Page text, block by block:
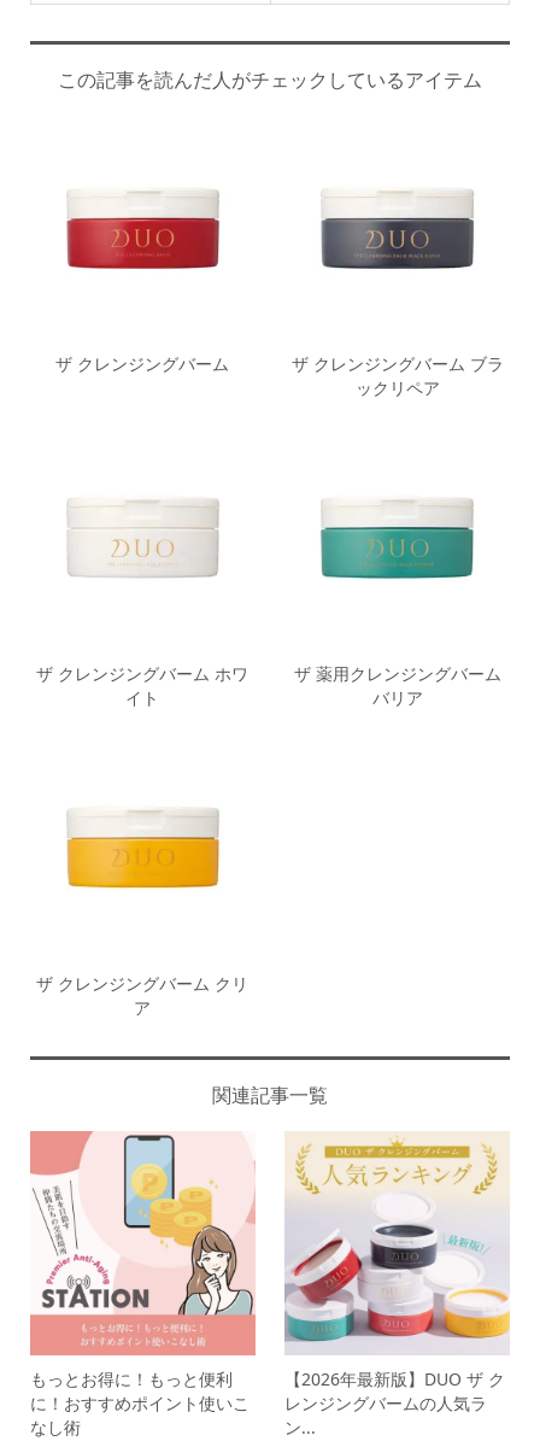
この記事を読んだ人がチェックしているアイテム
ザ クレンジングバーム
ザ クレンジングバーム ブラ
ックリペア
ザ クレンジングバーム ホワ
イト
ザ 薬用クレンジングバーム
バリア
ザ クレンジングバーム クリ
ア
関連記事一覧
もっとお得に！もっと便利
に！おすすめポイント使いこ
なし術
【2026年最新版】DUO ザ ク
レンジングバームの人気ラ
ン...